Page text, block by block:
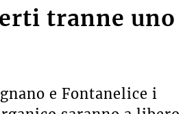
tranne uno
e Fontanelice i